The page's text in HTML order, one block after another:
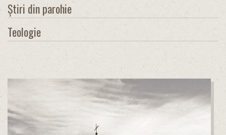
Știri din parohie
Teologie